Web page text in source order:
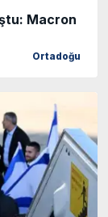
Macron
Ortadoğu